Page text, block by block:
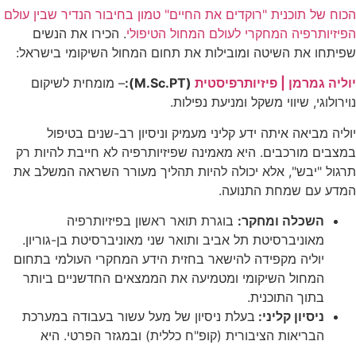
הכוח של תוכנית "רוקדים את החיים" טמון בחיבור הנדיר שבין עולם
הפיזיותרפיה המחקרי לעולם המחול הטיפולי. הכירו את הנשים
שפיתחו את השיטה ומובילות את תחום המחול השיקומי בישראל:
יוליה גמרמן | פיזיותרפיסטית (
M.Sc.PT
)
:– מומחית לשיקום
נוירולוגי, שיווי משקל ומניעת נפילות.
יוליה מביאה איתה ידע קליני מעמיק וניסיון רב-שנים בטיפול
במצבים מורכבים. היא מאמינה שפיזיותרפיה לא חייבת להיות רק
תרגול "יבש", אלא יכולה להיות תהליך מעורר השראה המשלב את
המדע עם שמחת התנועה.
השכלה ומחקר: בוגרת תואר ראשון בפיזיותרפיה
מאוניברסיטת תל אביב ותואר שני מאוניברסיטת בן-גוריון.
יוליה מקפידה להישאר בחזית הידע המחקרי העולמי בתחום
המחול השיקומי ומטמיעה את הממצאים החדשניים ביותר
בתוך התוכנית.
ניסיון קליני: בעלת ניסיון של מעל עשור בעבודה במערכת
הבריאות הציבורית (קופ"ח כללית) ובמגזר הפרטי. היא